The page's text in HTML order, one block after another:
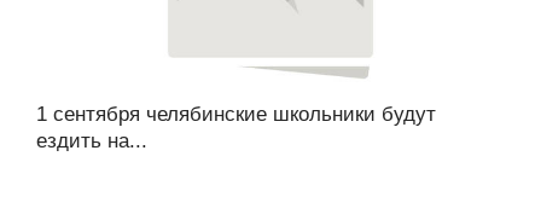
1 сентября челябинские школьники будут
ездить на...